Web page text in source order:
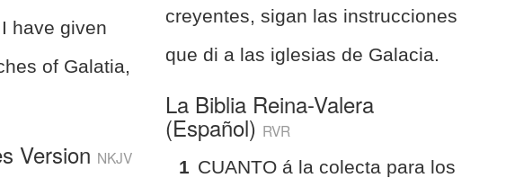
have given
of Galatia,
Version NKJV
creyentes, sigan las instrucciones
que di a las iglesias de Galacia.
La Biblia Reina-Valera
(Español) RVR
1 CUANTO á la colecta para los